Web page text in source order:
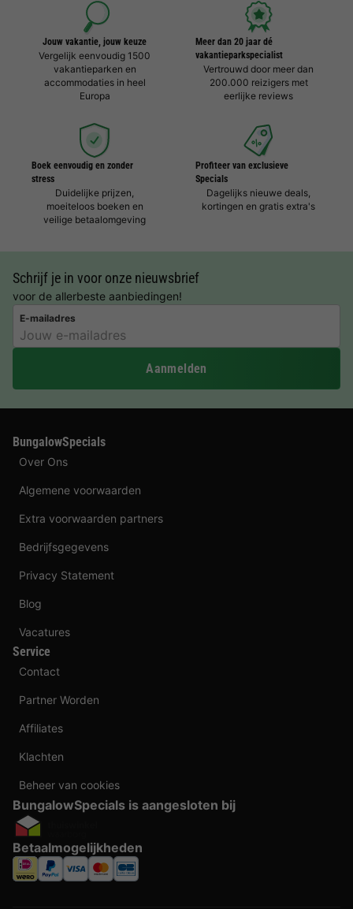
Jouw vakantie, jouw keuze
Vergelijk eenvoudig 1500
vakantieparken en
accommodaties in heel
Europa
Meer dan 20 jaar dé
vakantieparkspecialist
Vertrouwd door meer dan
200.000 reizigers met
eerlijke reviews
Boek eenvoudig en zonder
stress
Duidelijke prijzen,
moeiteloos boeken en
veilige betaalomgeving
Profiteer van exclusieve
Specials
Dagelijks nieuwe deals,
kortingen en gratis extra's
Schrijf je in voor onze nieuwsbrief
voor de allerbeste aanbiedingen!
E-mailadres
Aanmelden
BungalowSpecials
Over Ons
Algemene voorwaarden
Extra voorwaarden partners
Bedrijfsgegevens
Privacy Statement
Blog
Vacatures
Service
Contact
Partner Worden
Affiliates
Klachten
Beheer van cookies
BungalowSpecials is aangesloten bij
Betaalmogelijkheden